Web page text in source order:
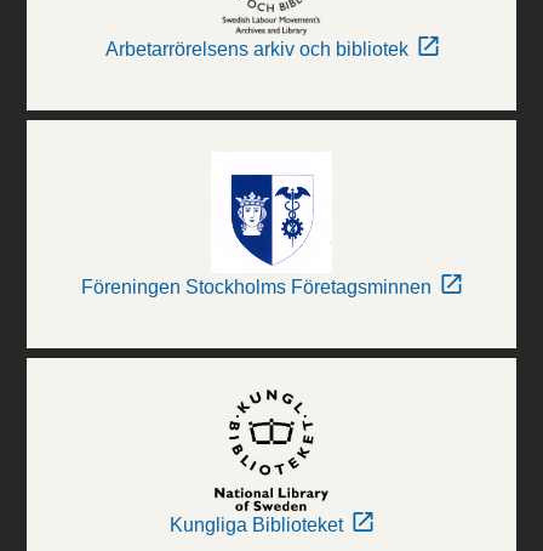
Arbetarrörelsens arkiv och bibliotek
Föreningen Stockholms Företagsminnen
Kungliga Biblioteket